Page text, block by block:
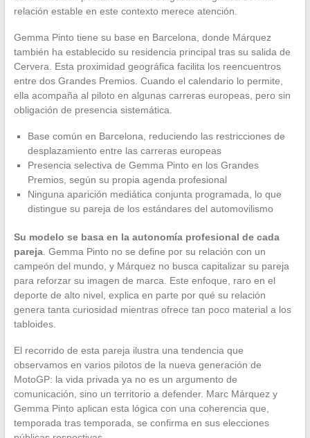
relación estable en este contexto merece atención.
Gemma Pinto tiene su base en Barcelona, donde Márquez
también ha establecido su residencia principal tras su salida de
Cervera. Esta proximidad geográfica facilita los reencuentros
entre dos Grandes Premios. Cuando el calendario lo permite,
ella acompaña al piloto en algunas carreras europeas, pero sin
obligación de presencia sistemática.
Base común en Barcelona, reduciendo las restricciones de
desplazamiento entre las carreras europeas
Presencia selectiva de Gemma Pinto en los Grandes
Premios, según su propia agenda profesional
Ninguna aparición mediática conjunta programada, lo que
distingue su pareja de los estándares del automovilismo
Su modelo se basa en la autonomía profesional de cada
pareja. Gemma Pinto no se define por su relación con un
campeón del mundo, y Márquez no busca capitalizar su pareja
para reforzar su imagen de marca. Este enfoque, raro en el
deporte de alto nivel, explica en parte por qué su relación
genera tanta curiosidad mientras ofrece tan poco material a los
tabloides.
El recorrido de esta pareja ilustra una tendencia que
observamos en varios pilotos de la nueva generación de
MotoGP: la vida privada ya no es un argumento de
comunicación, sino un territorio a defender. Marc Márquez y
Gemma Pinto aplican esta lógica con una coherencia que,
temporada tras temporada, se confirma en sus elecciones